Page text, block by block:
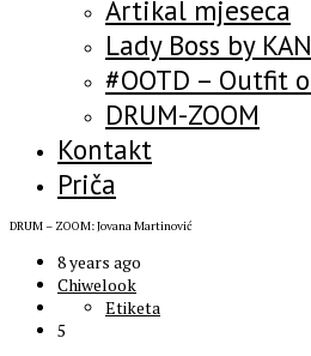
Artikal mjeseca
Lady Boss by
#OOTD – Outfit
DRUM-ZOOM
Kontakt
Priča
DRUM – ZOOM: Jovana Martinović
8 years ago
Chiwelook
Etiketa
5